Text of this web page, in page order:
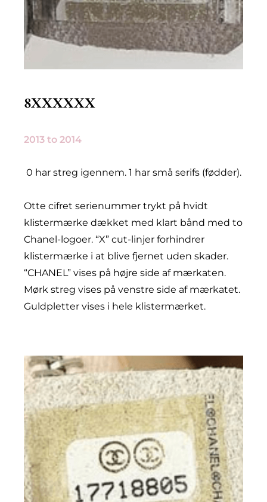
8XXXXXX
2013 to 2014
0 har streg igennem. 1 har små serifs (fødder).
Otte cifret serienummer trykt på hvidt
klistermærke dækket med klart bånd med to
Chanel-logoer. “X” cut-linjer forhindrer
klistermærke i at blive fjernet uden skader.
“CHANEL” vises på højre side af mærkaten.
Mørk streg vises på venstre side af mærkatet.
Guldpletter vises i hele klistermærket.